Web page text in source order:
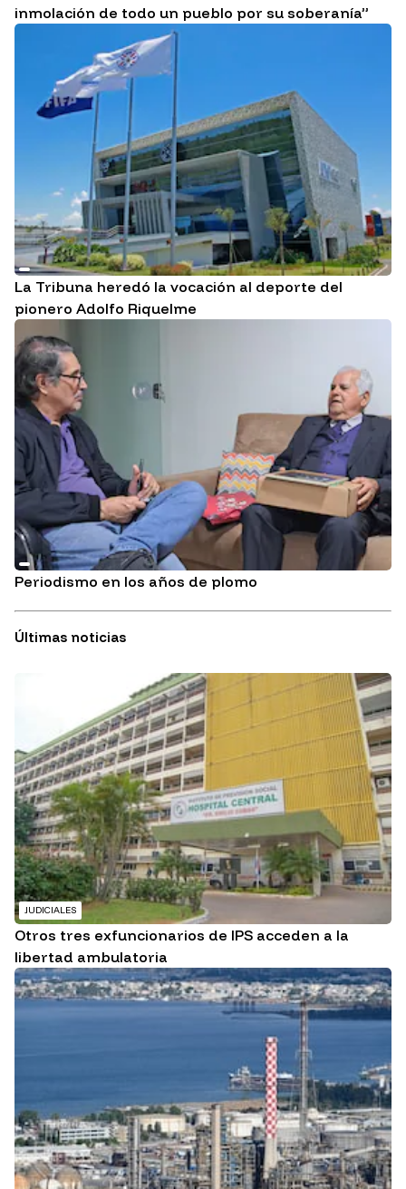
inmolación de todo un pueblo por su soberanía”
La Tribuna heredó la vocación al deporte del
pionero Adolfo Riquelme
Periodismo en los años de plomo
Últimas noticias
JUDICIALES
Otros tres exfuncionarios de IPS acceden a la
libertad ambulatoria